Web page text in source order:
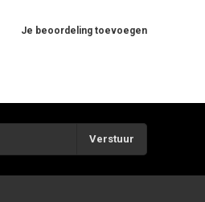
Je beoordeling toevoegen
Verstuur